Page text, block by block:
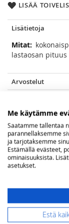
LISÄÄ
Lisätietoja
Lisätietoja
lastaosan pituus
Arvostelut
Me käytämme
Saatamme tallentaa
parannellaksemme
ja tarjotaksemme
Estämällä evästeet,
ominaisuuksista.
asetukset.
Estä